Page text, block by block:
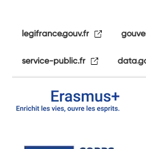
legifrance.gouv.fr
service-public.fr